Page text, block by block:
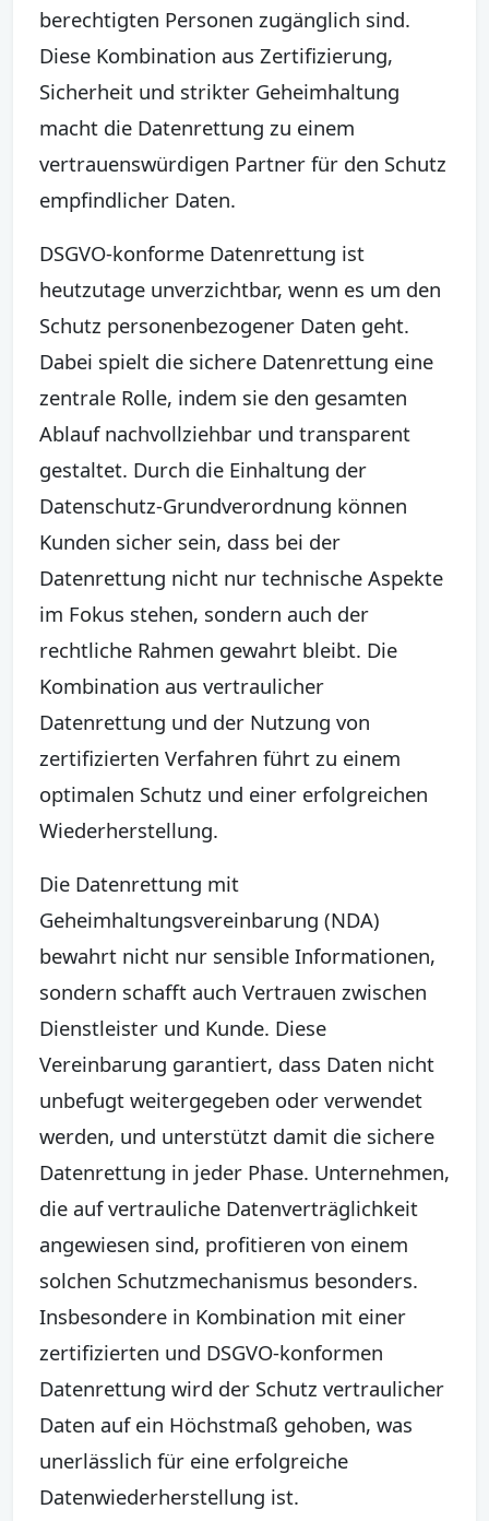
berechtigten Personen zugänglich sind.
Diese Kombination aus Zertifizierung,
Sicherheit und strikter Geheimhaltung
macht die Datenrettung zu einem
vertrauenswürdigen Partner für den Schutz
empfindlicher Daten.
DSGVO-konforme Datenrettung ist
heutzutage unverzichtbar, wenn es um den
Schutz personenbezogener Daten geht.
Dabei spielt die sichere Datenrettung eine
zentrale Rolle, indem sie den gesamten
Ablauf nachvollziehbar und transparent
gestaltet. Durch die Einhaltung der
Datenschutz-Grundverordnung können
Kunden sicher sein, dass bei der
Datenrettung nicht nur technische Aspekte
im Fokus stehen, sondern auch der
rechtliche Rahmen gewahrt bleibt. Die
Kombination aus vertraulicher
Datenrettung und der Nutzung von
zertifizierten Verfahren führt zu einem
optimalen Schutz und einer erfolgreichen
Wiederherstellung.
Die Datenrettung mit
Geheimhaltungsvereinbarung (NDA)
bewahrt nicht nur sensible Informationen,
sondern schafft auch Vertrauen zwischen
Dienstleister und Kunde. Diese
Vereinbarung garantiert, dass Daten nicht
unbefugt weitergegeben oder verwendet
werden, und unterstützt damit die sichere
Datenrettung in jeder Phase. Unternehmen,
die auf vertrauliche Datenverträglichkeit
angewiesen sind, profitieren von einem
solchen Schutzmechanismus besonders.
Insbesondere in Kombination mit einer
zertifizierten und DSGVO-konformen
Datenrettung wird der Schutz vertraulicher
Daten auf ein Höchstmaß gehoben, was
unerlässlich für eine erfolgreiche
Datenwiederherstellung ist.